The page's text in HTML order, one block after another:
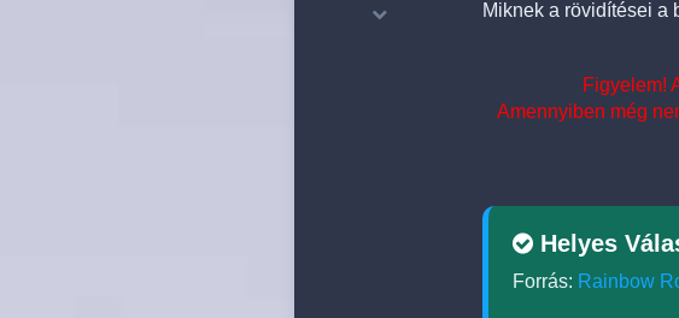
Miknek a rövidítései a
Figyelem!
Amennyiben még
Helyes
Forrás: Rainbow